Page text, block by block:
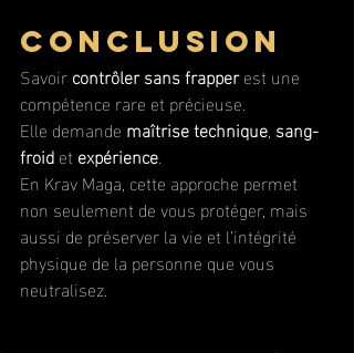
Conclusion
Savoir contrôler sans frapper est une
compétence rare et précieuse.
Elle demande maîtrise technique, sang-
froid et expérience.
En Krav Maga, cette approche permet
non seulement de vous protéger, mais
aussi de préserver la vie et l’intégrité
physique de la personne que vous
neutralisez.